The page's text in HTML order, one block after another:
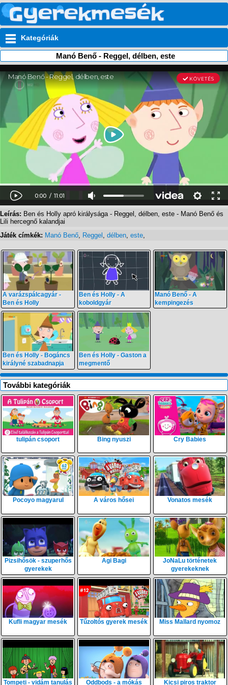
Kategóriák
Manó Benő - Reggel, délben, este
Leírás: Ben és Holly apró királysága - Reggel, délben, este - Manó Benő és
Lili hercegnő kalandjai
Játék címkék: Manó Benő, Reggel , délben, este,
A varázspálcagyár -
Ben és Holly
Ben és Holly - A
koboldgyár
Manó Benő - A
kempingezés
Ben és Holly - Bogáncs
királyné szabadnapja
Ben és Holly - Gaston a
megmentő
További kategóriák
tulipán csoport Bing nyuszi Cry Babies
Pocoyo magyarul A város hősei Vonatos mesék
Pizsihősök - szuperhős
gyerekek
Agi Bagi
JoNaLu történetek
gyerekeknek
Kufli magyar mesék Tűzoltós gyerek mesék Miss Mallard nyomoz
Tompeti - vidám tanulás Oddbods - a mókás Kicsi piros traktor